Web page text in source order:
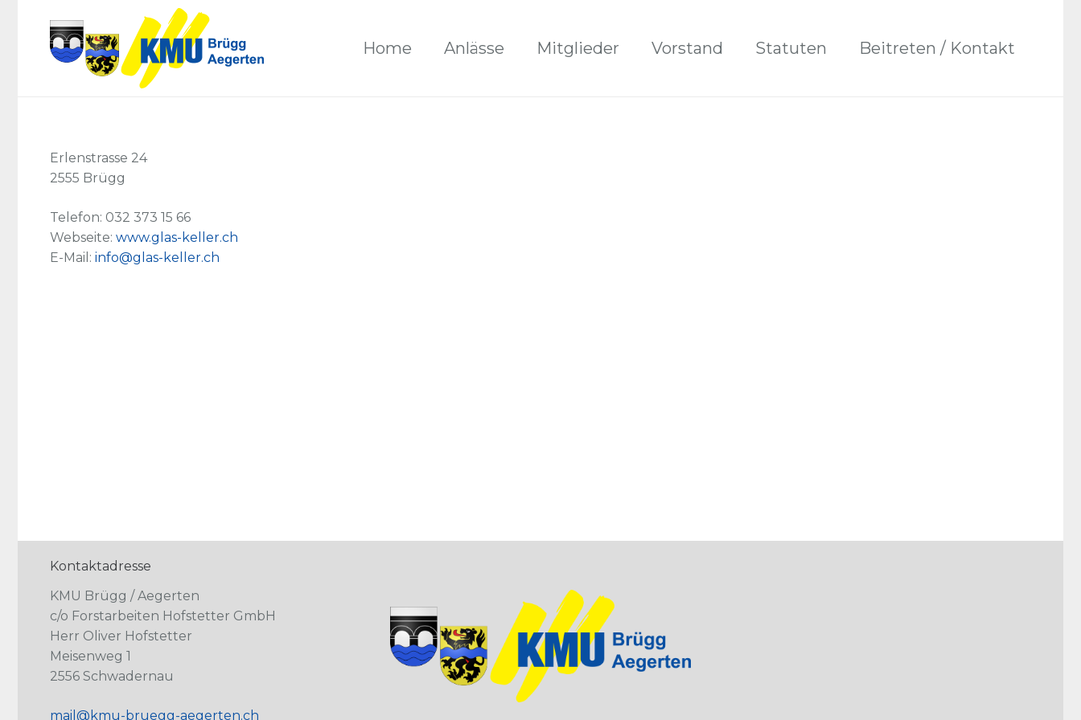
Home Anlässe Mitglieder Vorstand Statuten Beitreten / Kontakt
Erlenstrasse 24
2555 Brügg
Telefon: 032 373 15 66
Webseite: www.glas-keller.ch
E-Mail: info@glas-keller.ch
Kontaktadresse
KMU Brügg / Aegerten
c/o Forstarbeiten Hofstetter GmbH
Herr Oliver Hofstetter
Meisenweg 1
2556 Schwadernau
mail@kmu-bruegg-aegerten.ch